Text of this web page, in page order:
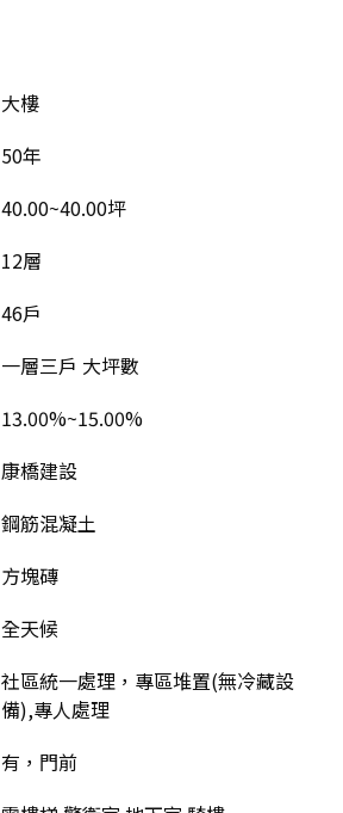
大樓
50年
40.00~40.00坪
12層
46戶
一層三戶 大坪數
13.00%~15.00%
康橋建設
鋼筋混凝土
方塊磚
全天候
社區統一處理，專區堆置(無冷藏設
備),專人處理
有，門前